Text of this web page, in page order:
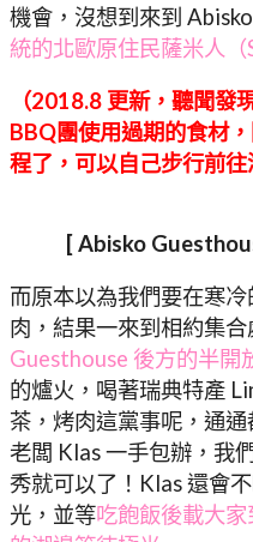
機會，沒想到來到
統的北歐原住民薩米人（
（2018.8 更新，聽聞
BBQ團使用過期的食材
程了，可以自己步行前往
[ Abisko
而原本以為我們要在寒
肉，結果一來到相約集合
Guesthouse 後方的半開
的爐火，喝著瑞典特產
茶，烤肉這黨事呢，通
老闆 Klas 一手包辦，我
秀就可以了！Klas 還會
光，並等吃飽飯後載大